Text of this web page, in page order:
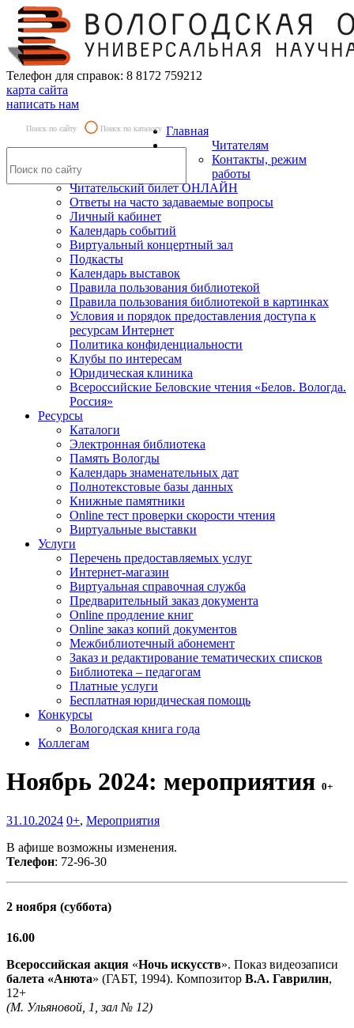
Телефон для справок: 8 8172 759212
карта сайта
написать нам
Поиск по сайту Поиск по каталогу Главная
Читателям
Контакты, режим
работы
Читательский билет ОНЛАЙН
Ответы на часто задаваемые вопросы
Личный кабинет
Календарь событий
Виртуальный концертный зал
Подкасты
Календарь выставок
Правила пользования библиотекой
Правила пользования библиотекой в картинках
Условия и порядок предоставления доступа к
ресурсам Интернет
Политика конфиденциальности
Клубы по интересам
Юридическая клиника
Всероссийские Беловские чтения «Белов. Вологда.
Россия»
Ресурсы
Каталоги
Электронная библиотека
Память Вологды
Календарь знаменательных дат
Полнотекстовые базы данных
Книжные памятники
Online тест проверки скорости чтения
Виртуальные выставки
Услуги
Перечень предоставляемых услуг
Интернет-магазин
Виртуальная справочная служба
Предварительный заказ документа
Online продление книг
Online заказ копий документов
Межбиблиотечный абонемент
Заказ и редактирование тематических списков
Библиотека – педагогам
Платные услуги
Бесплатная юридическая помощь
Конкурсы
Вологодская книга года
Коллегам
Ноябрь 2024: мероприятия 0+
31.10.2024 0+, Мероприятия
В афише возможны изменения.
Телефон: 72-96-30
2 ноября (суббота)
16.00
Всероссийская акция «Ночь искусств». Показ видеозаписи
балета «Анюта» (ГАБТ, 1994). Композитор В.А. Гаврилин,
12+
(М. Ульяновой, 1, зал № 12)